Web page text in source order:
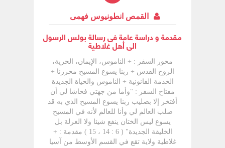
القمص انطونيوس فهمى
مقدمة و دراسة عامة فى رسالة بولس الرسول
الى أهل غلاطية
محور السفر : + الناموس، الإيمان، الحرية،
الروح القدس + ربنا يسوع المسيح محررنا +
الخدمة القانونية + الناموس والحياة الجديدة
مفتاح السفر : "وأما من جهتي فحاشا لي أن
أفتخر إلا بصليب ربنا يسوع المسيح الذي به قد
صلب العالم لي وأنا للعالم لأنه في المسيح
يسوع ليس الختان ينفع شيئا ولا الغرلة بل
الخليقة الجديدة" ( 6 : 14 ، 15 ) مقدمة : +
غلاطية ولاية تقع في القسم الأوسط من آسيا